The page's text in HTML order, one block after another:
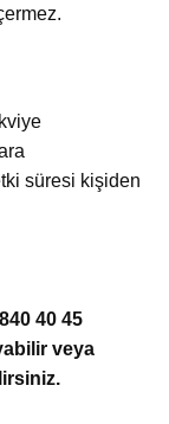
süresi kişiden
40 45
veya